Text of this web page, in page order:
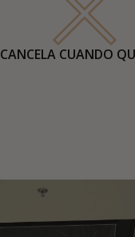
CANCELA CUANDO